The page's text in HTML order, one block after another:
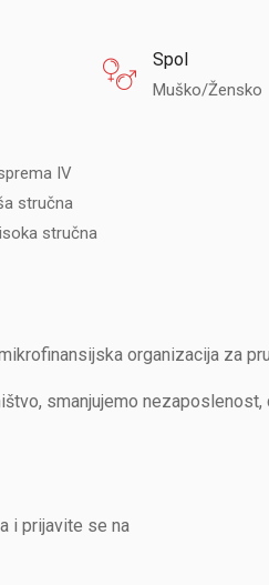
Spol
Muško/Žensko
IV
stručna
stručna
organizacija za
smanjujemo
i prijavite se na